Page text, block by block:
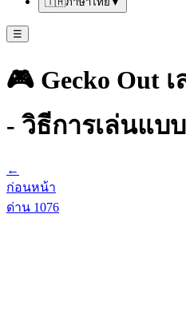
☰
🎮 Gecko Out
- วิธีการเล่นแ
←
ก่อนหน้า
ด่าน 1076